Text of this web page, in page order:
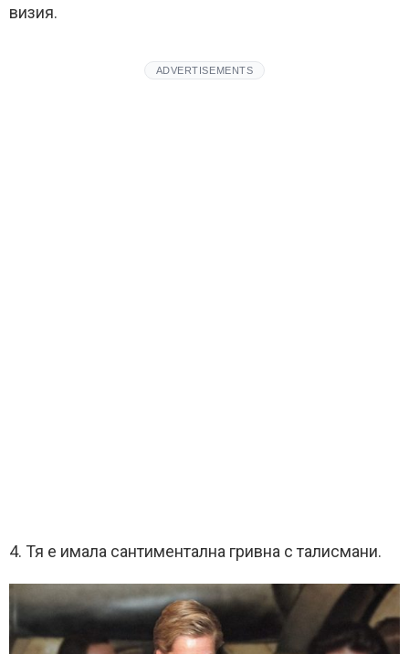
визия.
ADVERTISEMENTS
4. Тя е имала сантиментална гривна с талисмани.